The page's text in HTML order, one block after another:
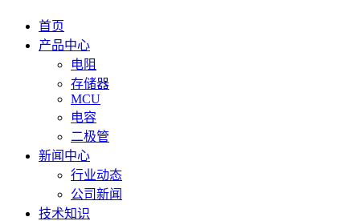
首页
产品中心
电阻
存储器
MCU
电容
二极管
新闻中心
行业动态
公司新闻
技术知识